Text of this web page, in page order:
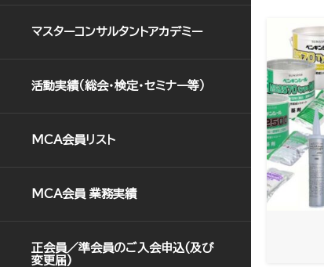
マスターコンサルタントアカデミー
活動実績（総会･検定･セミナー等）
MCA会員リスト
MCA会員 業務実績
正会員／準会員のご入会申込(及び
変更届)